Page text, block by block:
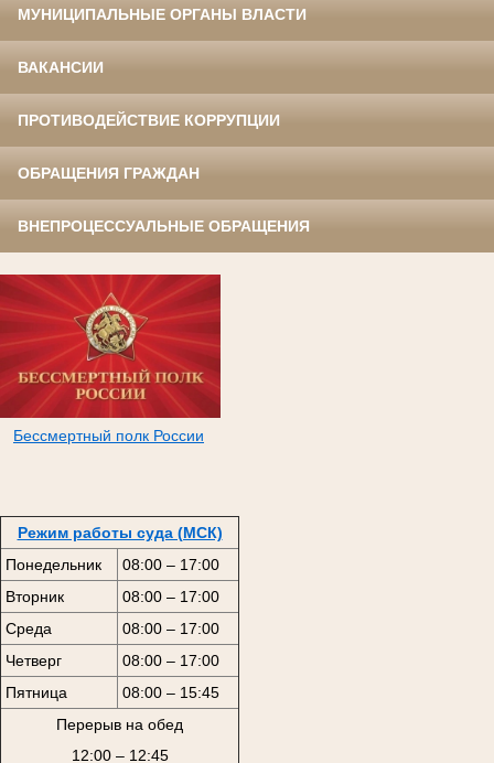
МУНИЦИПАЛЬНЫЕ ОРГАНЫ ВЛАСТИ
ВАКАНСИИ
ПРОТИВОДЕЙСТВИЕ КОРРУПЦИИ
ОБРАЩЕНИЯ ГРАЖДАН
ВНЕПРОЦЕССУАЛЬНЫЕ ОБРАЩЕНИЯ
Бессмертный полк России
Режим работы суда (МСК)
Понедельник
08:00 – 17:00
Вторник
08:00 – 17:00
Среда
08:00 – 17:00
Четверг
08:00 – 17:00
Пятница
08:00 – 15:45
Перерыв на обед
12:00 – 12:45